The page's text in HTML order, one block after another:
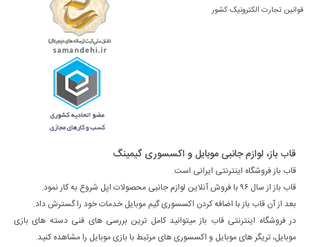
قوانین تجارت الکترونیک کشور
قاب باز، لوازم جانبی موبایل و اکسسوری گیمینگ
قاب باز فروشگاه اینترنتی ایرانی است.
قاب باز از سال ۹۶ با فروش آنلاین لوازم جانبی محصولات اپل شروع به کار نمود.
بعد از آن قاب باز با اضافه کردن اکسسوری گیم موبایل خدمات خود را گسترش داد.
در فروشگاه اینترنتی قاب باز میتوانید کامل ترین بررسی های فنی دسته های بازی
موبایل، تریگر های موبایل و اکسسوری های مرتبط با بازی موبایل را مشاهده کنید.